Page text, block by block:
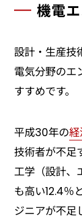
機電
設計・生産技
電気分野のエ
すすめです。
平成30年の
技術者が不足
工学（設計、
も高い12.4％
ジニアが不足